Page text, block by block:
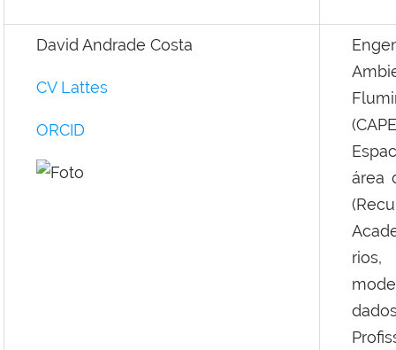
David Andrade Costa
CV Lattes
ORCID
área
rios,